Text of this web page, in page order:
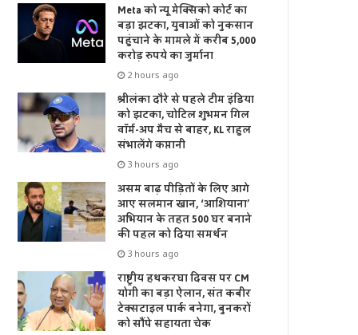
Meta को न्यू मेक्सिको कोर्ट का
बड़ा झटका, युवाओं को नुकसान
पहुंचाने के मामले में करीब 5,000
करोड़ रुपये का जुर्माना
2 hours ago
श्रीलंका दौरे से पहले टीम इंडिया
को झटका, चोटिल शुभमन गिल
वॉर्म-अप मैच से बाहर, KL राहुल
संभालेंगे कप्तानी
3 hours ago
असम बाढ़ पीड़ितों के लिए आगे
आए सलमान खान, ‘आशियाना’
अभियान के तहत 500 घर बनाने
की पहल को दिया समर्थन
3 hours ago
राष्ट्रीय हथकरघा दिवस पर CM
योगी का बड़ा ऐलान, संत कबीर
टेक्सटाइल पार्क बनेगा, बुनकरों
को सौंपे सहायता चेक